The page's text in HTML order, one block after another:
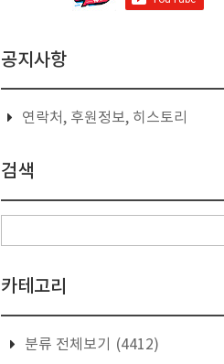
공지사항
연락처, 후원정보, 히스토리
검색
카테고리
분류 전체보기
(4412)